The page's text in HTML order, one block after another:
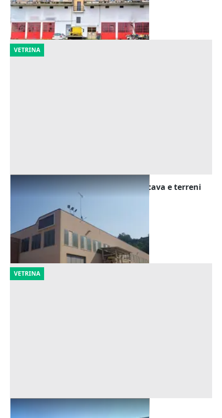
Rivalta Bormida (Alessandria)
15/09/2026
VETRINA
Asta Capannone con uffici, oltre a cava e terreni
Portacomaro (Asti)
Offerta minima
2.219.213 €
06/11/2026
VETRINA
Asta Laboratorio al piano terra